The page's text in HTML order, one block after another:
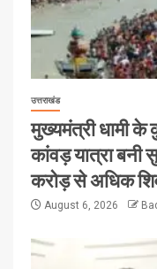
उत्तराखंड
मुख्यमंत्री धामी
कांवड़ यात्रा बनी
करोड़ से अधिक
August 6, 2026